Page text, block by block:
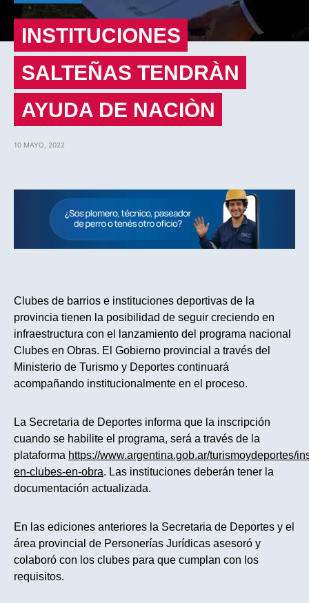
INSTITUCIONES
SALTEÑAS TENDRÀN
AYUDA DE NACIÒN
10 MAYO, 2022
Clubes de barrios e instituciones deportivas de la
provincia tienen la posibilidad de seguir creciendo en
infraestructura con el lanzamiento del programa nacional
Clubes en Obras. El Gobierno provincial a través del
Ministerio de Turismo y Deportes continuará
acompañando institucionalmente en el proceso.
La Secretaria de Deportes informa que la inscripción
cuando se habilite el programa, será a través de la
plataforma https://www.argentina.gob.ar/turismoydeportes/
en-clubes-en-obra. Las instituciones deberán tener la
documentación actualizada.
En las ediciones anteriores la Secretaria de Deportes y el
área provincial de Personerías Jurídicas asesoró y
colaboró con los clubes para que cumplan con los
requisitos.